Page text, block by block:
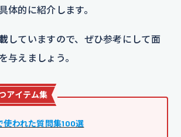
体的に紹介します。
していますので、ぜひ参考にして面
与えましょう。
アイテム集
使われた質問集100選